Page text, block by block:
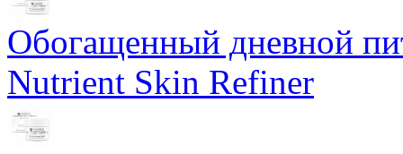
Обогащенный дневной
Nutrient Skin Refiner